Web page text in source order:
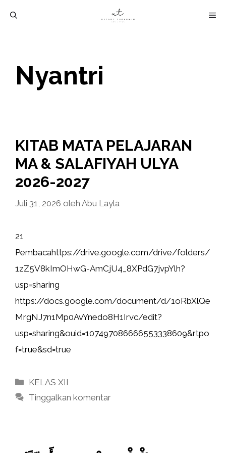
Nyantri
KITAB MATA PELAJARAN
MA & SALAFIYAH ULYA
2026-2027
Juli 31, 2026 oleh Abu Layla
21
Pembacahttps://drive.google.com/drive/folders/
1zZ5V8kImOHwG-AmCjU4_8XPdG7jvpYlh?
usp=sharing
https://docs.google.com/document/d/1oRbXlQe
MrgNJ7n1Mp0AvYnedo8H1Irvc/edit?
usp=sharing&ouid=107497086666553338609&rtpo
f=true&sd=true
Kategori
KELAS XII
Tinggalkan komentar